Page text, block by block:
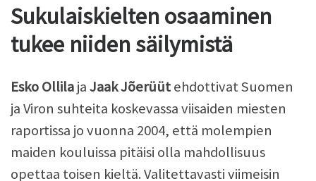
Sukulaiskielten osaaminen
tukee niiden säilymistä
Esko OllilajaJaak Jõerüütehdottivat Suomen
ja Viron suhteita koskevassa viisaiden miesten
raportissa jo vuonna 2004, että molempien
maiden kouluissa pitäisi olla mahdollisuus
opettaa toisen kieltä. Valitettavasti viimeisin